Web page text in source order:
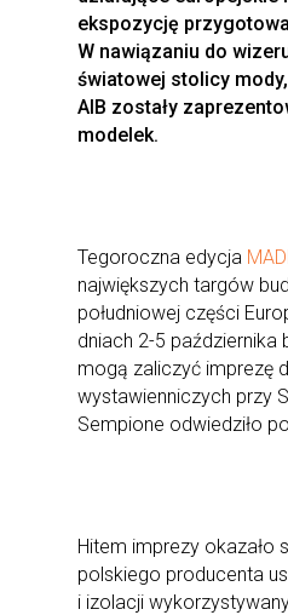
ekspozycję
W nawiązaniu do
światowej stolicy
AIB zostały
modelek.
Tegoroczna edycja
największych targów
południowej części
dniach 2-5 października
mogą zaliczyć imprezę
wystawienniczych przy
Sempione odwiedziło
Hitem imprezy okazało
polskiego producenta
i izolacji